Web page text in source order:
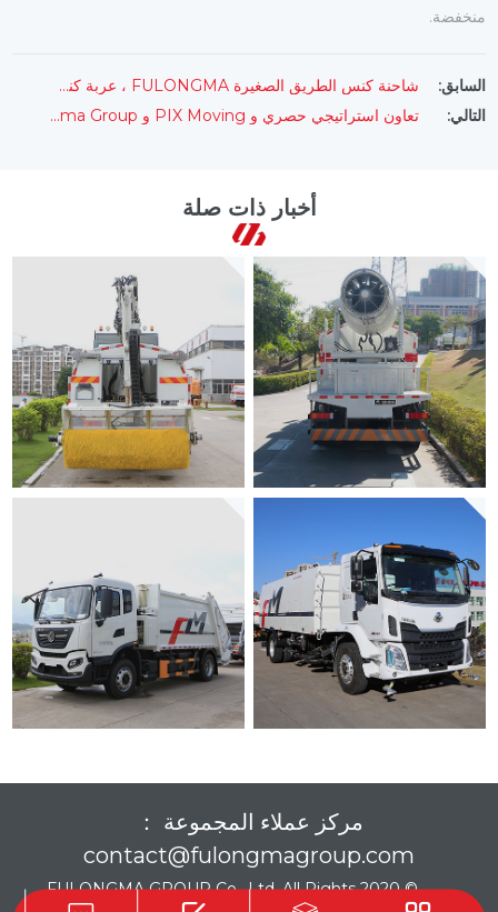
منخفضة.
السابق:
شاحنة كنس الطريق الصغيرة FULONGMA ، عربة كنس الطريق مناسبة لتنظيف مواقف السيارات تحت الأرض
التالي:
تعاون استراتيجي حصري و PIX Moving و Fulongma Group معًا لبناء 【Urban Robot】
أخبار ذات صلة
مركز عملاء المجموعة ：
contact@fulongmagroup.com
© 2020 FULONGMA GROUP Co., Ltd. All Rights